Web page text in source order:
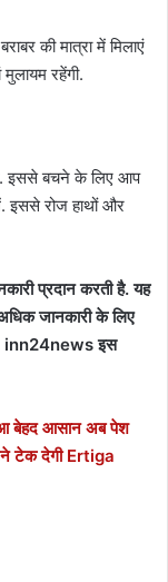
की मात्रा में मिलाएं
रहेंगी.
इससे बचने के लिए आप
इससे रोज हाथों और
प्रदान करती है. यह
जानकारी के लिए
inn24news इस
बेहद आसान अब पेश
टेक देगी Ertiga